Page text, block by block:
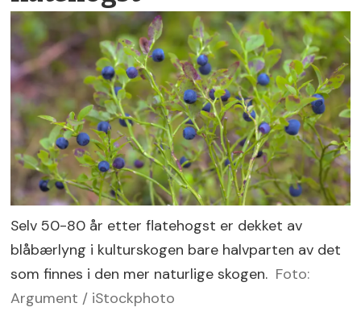
Selv 50-80 år etter flatehogst er dekket av
blåbærlyng i kulturskogen bare halvparten av det
som finnes i den mer naturlige skogen. Foto:
Argument / iStockphoto